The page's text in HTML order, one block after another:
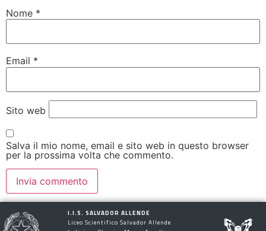
Nome *
Email *
Sito web
Salva il mio nome, email e sito web in questo browser
per la prossima volta che commento.
I.I.S. SALVADOR ALLENDE
Liceo Scientifico Salvador Allende